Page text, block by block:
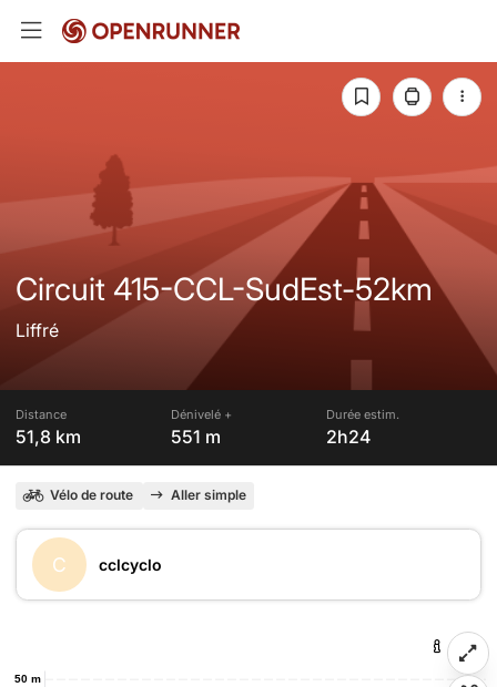
Circuit 415-CCL-SudEst-52km
Liffré
Distance
51,8 km
Dénivelé +
551 m
Durée estim.
2h24
Vélo de route Aller simple
C cclcyclo
50 m